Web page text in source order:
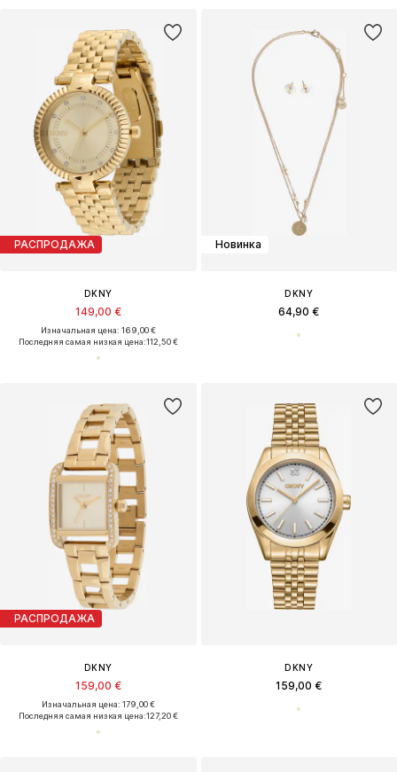
РАСПРОДАЖА
DKNY
149,00 €
Изначальная цена: 169,00 €
Последняя самая низкая цена:112,50 €
Новинка
DKNY
64,90 €
РАСПРОДАЖА
DKNY
159,00 €
Изначальная цена: 179,00 €
Последняя самая низкая цена:127,20 €
DKNY
159,00 €